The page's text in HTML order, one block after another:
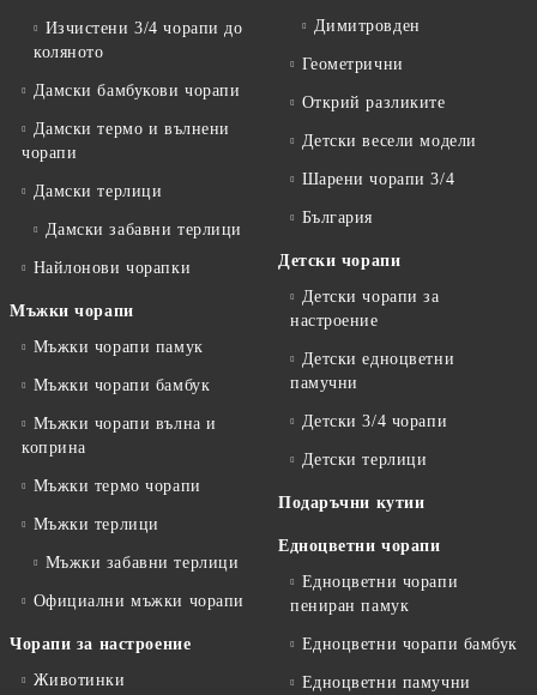
Изчистени 3/4 чорапи до
коляното
Дамски бамбукови чорапи
Дамски термо и вълнени
чорапи
Дамски терлици
Дамски забавни терлици
Найлонови чорапки
Мъжки чорапи
Мъжки чорапи памук
Мъжки чорапи бамбук
Мъжки чорапи вълна и
коприна
Мъжки термо чорапи
Мъжки терлици
Мъжки забавни терлици
Официални мъжки чорапи
Чорапи за настроение
Животинки
Димитровден
Геометрични
Открий разликите
Детски весели модели
Шарени чорапи 3/4
България
Детски чорапи
Детски чорапи за
настроение
Детски едноцветни
памучни
Детски 3/4 чорапи
Детски терлици
Подаръчни кутии
Едноцветни чорапи
Едноцветни чорапи
пениран памук
Едноцветни чорапи бамбук
Едноцветни памучни